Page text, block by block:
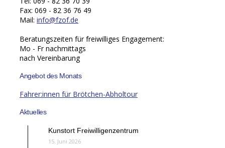
Fax: 069 - 82 36 76 49
Mail:info@fzof.de
Beratungszeiten für freiwilliges Engagement:
Mo - Fr nachmittags
nach Vereinbarung
Angebot des Monats
Fahrer:innen für Brötchen-Abholtour
Aktuelles
Kunstort Freiwilligenzentrum
15. Juni 2026